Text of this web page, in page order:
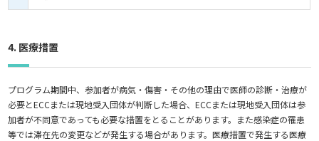
4. 医療措置
プログラム期間中、参加者が病気・傷害・その他の理由で医師の診断・治療が
必要とECCまたは現地受入団体が判断した場合、ECCまたは現地受入団体は参
加者が不同意であっても必要な措置をとることがあります。また感染症の罹患
等では滞在先の変更などが発生する場合があります。医療措置で発生する医療